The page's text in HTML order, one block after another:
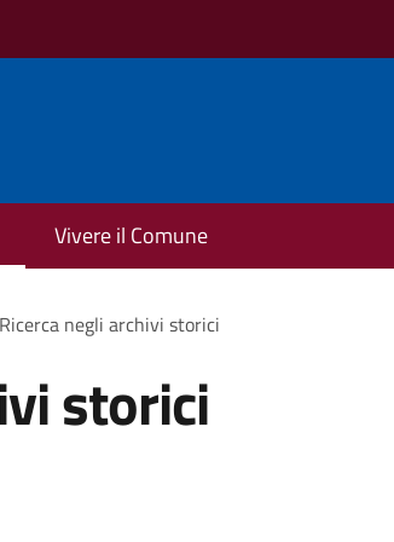
Vivere il Comune
Ricerca negli archivi storici
storici